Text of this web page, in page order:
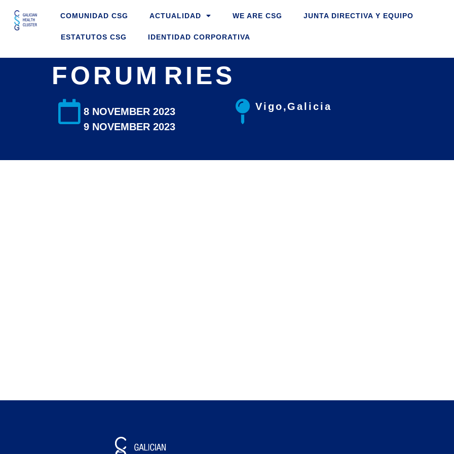
COMUNIDAD CSG ACTUALIDAD WE ARE CSG JUNTA DIRECTIVA Y EQUIPO
ESTATUTOS CSG IDENTIDAD CORPORATIVA
FORUM RIES
8 NOVEMBER 2023
9 NOVEMBER 2023
Vigo, Galicia